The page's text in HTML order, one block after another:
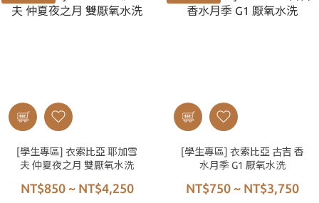
[學生專區] 衣索比亞 耶加雪
夫 仲夏夜之月 雙厭氧水洗
NT$850 ~ NT$4,250
[學生專區] 衣索比亞 古吉 香
水月季 G1 厭氧水洗
NT$750 ~ NT$3,750